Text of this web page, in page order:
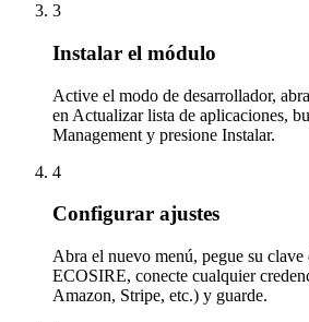
3
Instalar el módulo
Active el modo de desarrollador,
en Actualizar lista de aplicaciones,
Management y presione Instalar.
4
Configurar ajustes
Abra el nuevo menú, pegue su clave
ECOSIRE, conecte cualquier
Amazon, Stripe, etc.) y guarde.